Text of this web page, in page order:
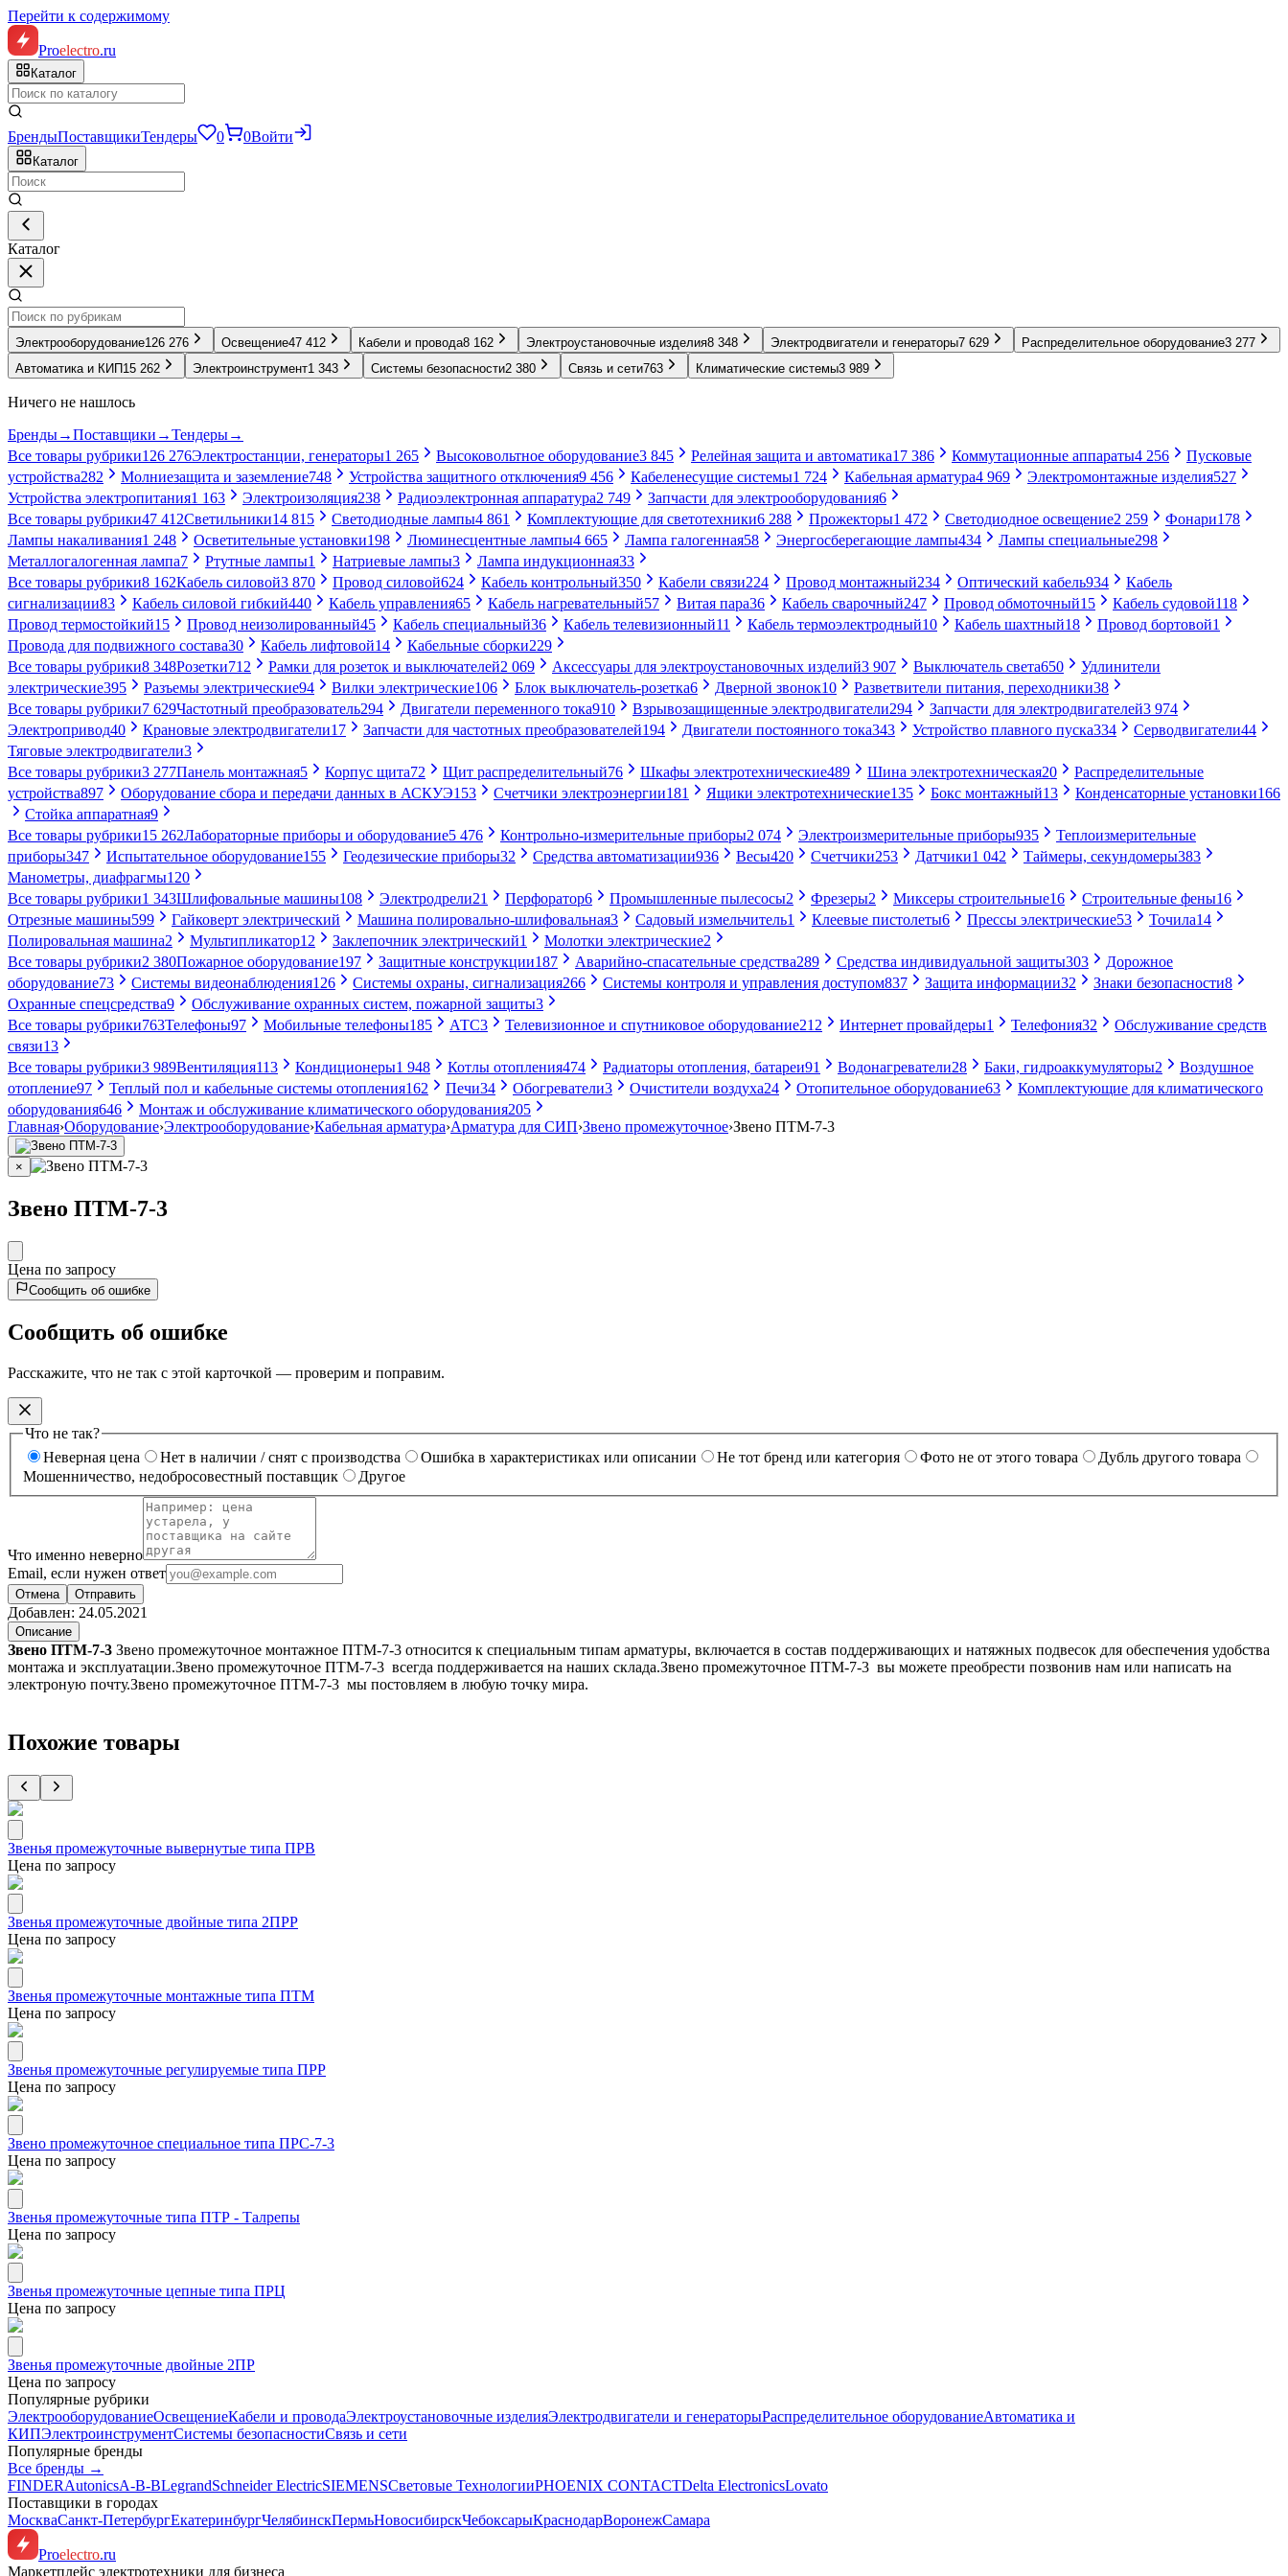
Перейти к содержимому
Proelectro.ru
Каталог
БрендыПоставщикиТендеры 0 0Войти
Каталог
Каталог
Электрооборудование126 276 Освещение47 412 Кабели и провода8 162 Электроустановочные изделия8 348 Электродвигатели и генераторы7 629 Распределительное оборудование3 277
Автоматика и КИП 15 262 Электроинструмент1 343 Системы безопасности2 380 Связь и сети763 Климатические системы3 989
Ничего не нашлось
Бренды→Поставщики →Тендеры→
Все товары рубрики126 276Электростанции, генераторы1 265 Высоковольтное оборудование3 845 Релейная защита и автоматика17 386 Коммутационные аппараты4 256
Пусковые
устройства282 Молниезащита и заземление748 Устройства защитного отключения9 456 Кабеленесущие системы1 724 Кабельная арматура4 969 Электромонтажные изделия527
Устройства электропитания1 163 Электроизоляция238 Радиоэлектронная аппаратура2 749 Запчасти для электрооборудования6
Все товары рубрики47 412Светильники14 815 Светодиодные лампы4 861 Комплектующие для светотехники6 288 Прожекторы1 472 Светодиодное освещение2 259 Фонари178
Лампы накаливания1 248 Осветительные установки198 Люминесцентные лампы4 665 Лампа галогенная58 Энергосберегающие лампы434 Лампы специальные298
Металлогалогенная лампа7 Ртутные лампы1 Натриевые лампы3 Лампа индукционная33
Все товары рубрики8 162Кабель силовой3 870 Провод силовой624 Кабель контрольный350 Кабели связи224 Провод монтажный234 Оптический кабель934
Кабель
сигнализации83 Кабель силовой гибкий440 Кабель управления65 Кабель нагревательный57 Витая пара36 Кабель сварочный247 Провод обмоточный15 Кабель судовой118
Провод термостойкий15 Провод неизолированный45 Кабель специальный36 Кабель телевизионный11 Кабель термоэлектродный10 Кабель шахтный18 Провод бортовой1
Провода для подвижного состава30 Кабель лифтовой14 Кабельные сборки229
Все товары рубрики8 348Розетки712 Рамки для розеток и выключателей2 069 Аксессуары для электроустановочных изделий3 907 Выключатель света650
Удлинители
электрические395 Разъемы электрические94 Вилки электрические106 Блок выключатель-розетка6 Дверной звонок10 Разветвители питания, переходники38
Все товары рубрики7 629Частотный преобразователь294 Двигатели переменного тока910 Взрывозащищенные электродвигатели294 Запчасти для электродвигателей3 974
Электропривод40 Крановые электродвигатели17 Запчасти для частотных преобразователей194 Двигатели постоянного тока343 Устройство плавного пуска334 Серводвигатели44
Тяговые электродвигатели3
Все товары рубрики3 277Панель монтажная5 Корпус щита72 Щит распределительный76 Шкафы электротехнические489 Шина электротехническая20
Распределительные
устройства897 Оборудование сбора и передачи данных в АСКУЭ153 Счетчики электроэнергии181 Ящики электротехнические135 Бокс монтажный13 Конденсаторные установки166
Стойка аппаратная9
Все товары рубрики15 262Лабораторные приборы и оборудование5 476 Контрольно-измерительные приборы2 074 Электроизмерительные приборы935
Теплоизмерительные
приборы347 Испытательное оборудование155 Геодезические приборы32 Средства автоматизации936 Весы420 Счетчики253 Датчики1 042 Таймеры, секундомеры383
Манометры, диафрагмы120
Все товары рубрики1 343Шлифовальные машины108 Электродрели21 Перфоратор6 Промышленные пылесосы2 Фрезеры2 Миксеры строительные16 Строительные фены16
Отрезные машины599 Гайковерт электрический Машина полировально-шлифовальная3 Садовый измельчитель1 Клеевые пистолеты6 Прессы электрические53 Точила14
Полировальная машина2 Мультипликатор12 Заклепочник электрический1 Молотки электрические2
Все товары рубрики2 380Пожарное оборудование197 Защитные конструкции187 Аварийно-спасательные средства289 Средства индивидуальной защиты303
Дорожное
оборудование73 Системы видеонаблюдения126 Системы охраны, сигнализация266 Системы контроля и управления доступом837 Защита информации32 Знаки безопасности8
Охранные спецсредства9 Обслуживание охранных систем, пожарной защиты3
Все товары рубрики763Телефоны97 Мобильные телефоны185 АТС3 Телевизионное и спутниковое оборудование212 Интернет провайдеры1 Телефония32
Обслуживание средств
связи13
Все товары рубрики3 989Вентиляция113 Кондиционеры1 948 Котлы отопления474 Радиаторы отопления, батареи91 Водонагреватели28 Баки, гидроаккумуляторы2
Воздушное
отопление97 Теплый пол и кабельные системы отопления162 Печи34 Обогреватели3 Очистители воздуха24 Отопительное оборудование63
Комплектующие для климатического
оборудования646 Монтаж и обслуживание климатического оборудования205
Главная›Оборудование›Электрооборудование›Кабельная арматура›Арматура для СИП›Звено промежуточное›Звено ПТМ-7-3
×
Звено ПТМ-7-3
Цена по запросу
Сообщить об ошибке
Сообщить об ошибке
Расскажите, что не так с этой карточкой — проверим и поправим.
Что не так?
Неверная цена
Нет в наличии / снят с производства Ошибка в характеристиках или описании Не тот бренд или категория Фото не от этого товара
Дубль другого товара
Мошенничество, недобросовестный поставщик
Другое
Что именно неверно
Email, если нужен ответ
Отмена Отправить
Добавлен: 24.05.2021
Описание
Звено ПТМ-7-3 Звено промежуточное монтажное ПТМ-7-3 относится к специальным типам арматуры, включается в состав поддерживающих и натяжных подвесок для обеспечения удобства
монтажа и эксплуатации.Звено промежуточное ПТМ-7-3 всегда поддерживается на наших склада.Звено промежуточное ПТМ-7-3 вы можете преобрести позвонив нам или написать на
электроную почту.Звено промежуточное ПТМ-7-3 мы постовляем в любую точку мира.
Похожие товары
Звенья промежуточные вывернутые типа ПРВ
Цена по запросу
Звенья промежуточные двойные типа 2ПРР
Цена по запросу
Звенья промежуточные монтажные типа ПТМ
Цена по запросу
Звенья промежуточные регулируемые типа ПРР
Цена по запросу
Звено промежуточное специальное типа ПРС-7-3
Цена по запросу
Звенья промежуточные типа ПТР - Талрепы
Цена по запросу
Звенья промежуточные цепные типа ПРЦ
Цена по запросу
Звенья промежуточные двойные 2ПР
Цена по запросу
Популярные рубрики
ЭлектрооборудованиеОсвещениеКабели и проводаЭлектроустановочные изделияЭлектродвигатели и генераторыРаспределительное оборудованиеАвтоматика и
КИПЭлектроинструментСистемы безопасностиСвязь и сети
Популярные бренды
Все бренды →
FINDERAutonicsA-B-BLegrandSchneider ElectricSIEMENSСветовые ТехнологииPHOENIX CONTACTDelta ElectronicsLovato
Поставщики в городах
МоскваСанкт-ПетербургЕкатеринбургЧелябинскПермьНовосибирскЧебоксарыКраснодарВоронежСамара
Proelectro.ru
Маркетплейс электротехники для бизнеса